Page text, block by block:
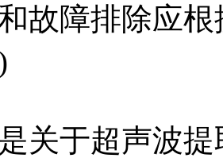
故障排除应
于超声波提